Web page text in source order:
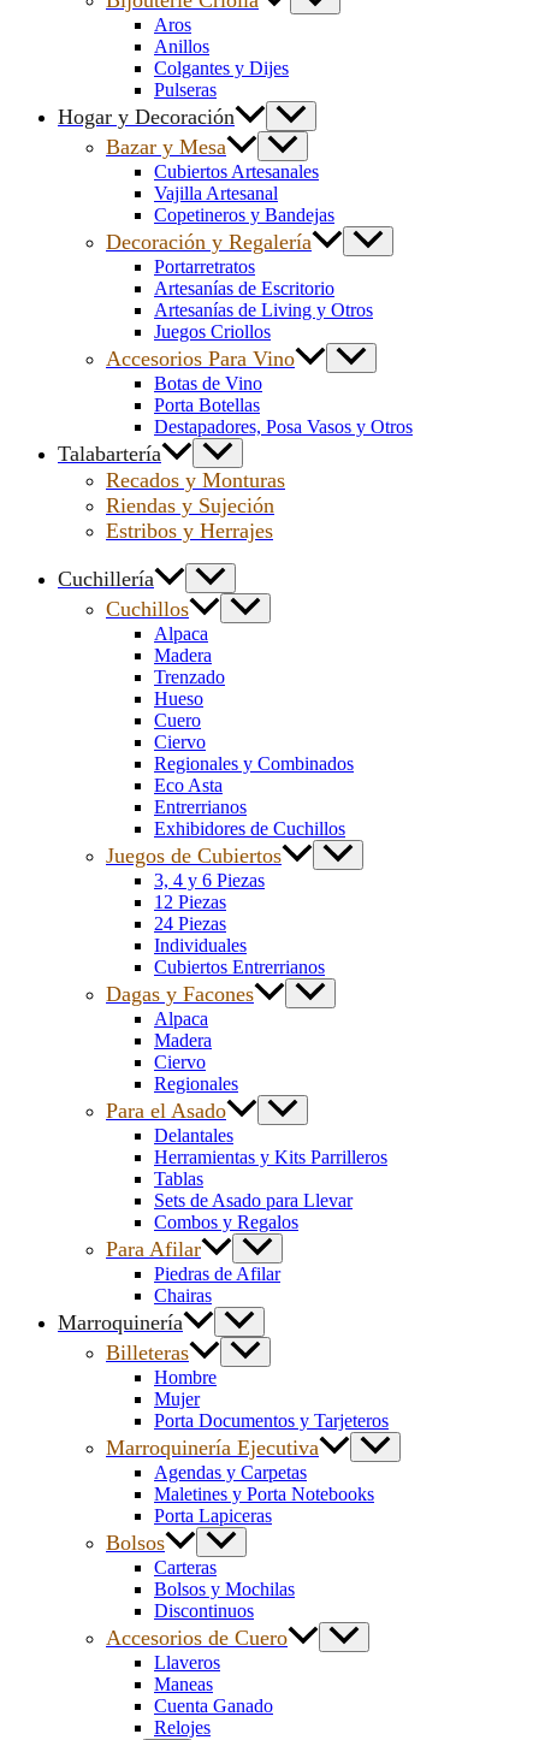
Aros
Anillos
Colgantes y Dijes
Pulseras
Hogar y Decoración
Bazar y Mesa
Cubiertos Artesanales
Vajilla Artesanal
Copetineros y Bandejas
Decoración y Regalería
Portarretratos
Artesanías de Escritorio
Artesanías de Living y Otros
Juegos Criollos
Accesorios Para Vino
Botas de Vino
Porta Botellas
Destapadores, Posa Vasos y Otros
Talabartería
Recados y Monturas
Riendas y Sujeción
Estribos y Herrajes
Cuchillería
Cuchillos
Alpaca
Madera
Trenzado
Hueso
Cuero
Ciervo
Regionales y Combinados
Eco Asta
Entrerrianos
Exhibidores de Cuchillos
Juegos de Cubiertos
3, 4 y 6 Piezas
12 Piezas
24 Piezas
Individuales
Cubiertos Entrerrianos
Dagas y Facones
Alpaca
Madera
Ciervo
Regionales
Para el Asado
Delantales
Herramientas y Kits Parrilleros
Tablas
Sets de Asado para Llevar
Combos y Regalos
Para Afilar
Piedras de Afilar
Chairas
Marroquinería
Billeteras
Hombre
Mujer
Porta Documentos y Tarjeteros
Marroquinería Ejecutiva
Agendas y Carpetas
Maletines y Porta Notebooks
Porta Lapiceras
Bolsos
Carteras
Bolsos y Mochilas
Discontinuos
Accesorios de Cuero
Llaveros
Maneas
Cuenta Ganado
Relojes